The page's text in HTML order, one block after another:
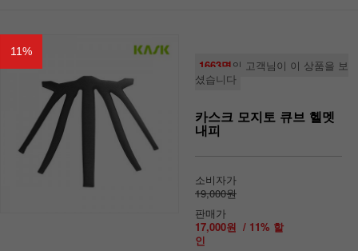
11%
1663명의 고객님이 이 상품을 보
셨습니다
카스크 모지토 큐브 헬멧
내피
소비자가
19,000원
판매가
17,000원 / 11% 할
인